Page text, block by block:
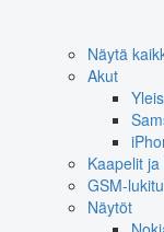
Näytä
Akut
Kaapelit
GSM-
Näytöt